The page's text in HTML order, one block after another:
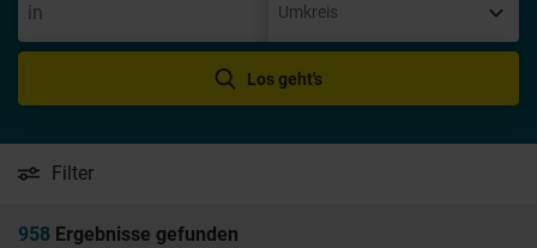
Los geht's
Filter
958 Ergebnisse gefunden